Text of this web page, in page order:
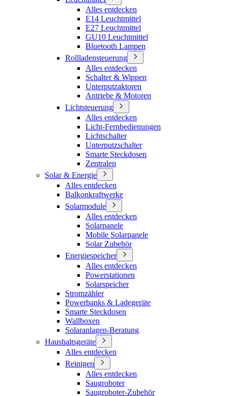
Alles entdecken
E14 Leuchtmittel
E27 Leuchtmittel
GU10 Leuchtmittel
Bluetooth Lampen
Rollladensteuerung
Alles entdecken
Schalter & Wippen
Unterputzaktoren
Antriebe & Motoren
Lichtsteuerung
Alles entdecken
Licht-Fernbedienungen
Lichtschalter
Unterputzschalter
Smarte Steckdosen
Zentralen
Solar & Energie
Alles entdecken
Balkonkraftwerke
Solarmodule
Alles entdecken
Solarpanele
Mobile Solarpanele
Solar Zubehör
Energiespeicher
Alles entdecken
Powerstationen
Solarspeicher
Stromzähler
Powerbanks & Ladegeräte
Smarte Steckdosen
Wallboxen
Solaranlagen-Beratung
Haushaltsgeräte
Alles entdecken
Reinigen
Alles entdecken
Saugroboter
Saugroboter-Zubehör